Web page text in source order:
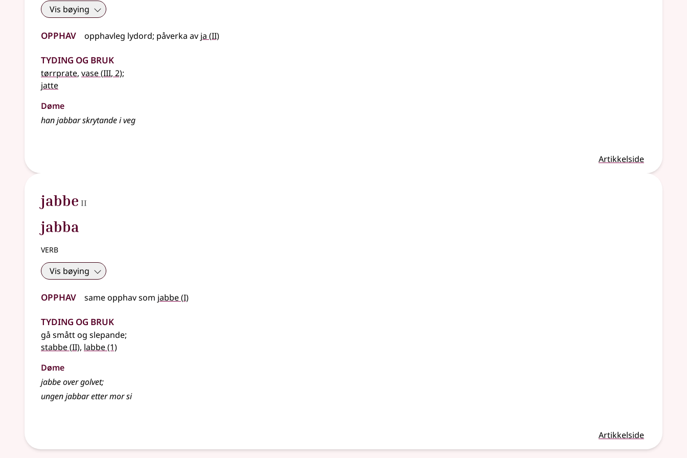
Vis bøying
Opphav opphavleg lydord; påverka av ja (2
II)
Tyding og bruk
tørrprate, vase(3
III, 2);
jatte
Døme
han jabbar skrytande i veg
Artikkelside
jabbe II
jabba
verb
Vis bøying
Opphav same opphav som jabbe(1
I)
Tyding og bruk
gå smått og slepande;
stabbe(2
II), labbe(1)
Døme
jabbe over golvet;
ungen jabbar etter mor si
Artikkelside